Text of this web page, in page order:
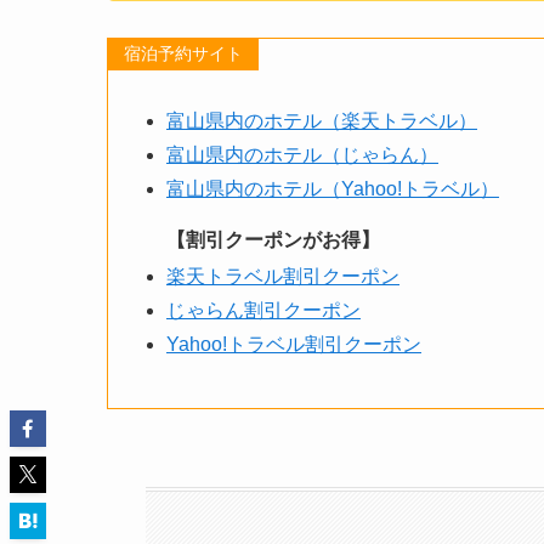
宿泊予約サイト
富山県内のホテル（楽天トラベル）
富山県内のホテル（じゃらん）
富山県内のホテル（Yahoo!トラベル）
【割引クーポンがお得】
楽天トラベル割引クーポン
じゃらん割引クーポン
Yahoo!トラベル割引クーポン